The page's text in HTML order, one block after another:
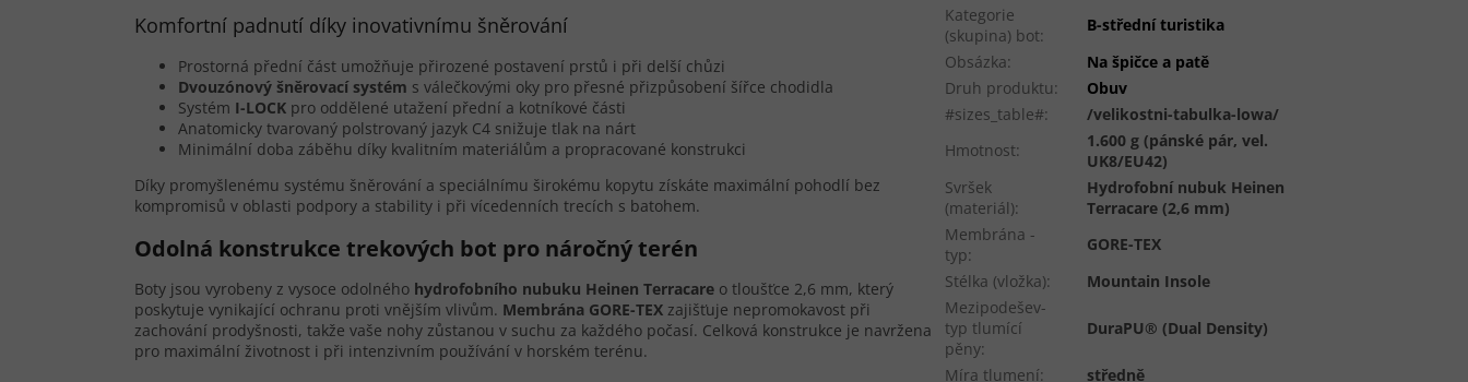
Komfortní padnutí díky inovativnímu šněrování
Prostorná přední část umožňuje přirozené postavení prstů i při delší chůzi
Dvouzónový šněrovací systém s válečkovými oky pro přesné přizpůsobení šířce chodidla
Systém I-LOCK pro oddělené utažení přední a kotníkové části
Anatomicky tvarovaný polstrovaný jazyk C4 snižuje tlak na nárt
Minimální doba záběhu díky kvalitním materiálům a propracované konstrukci
Díky promyšlenému systému šněrování a speciálnímu širokému kopytu získáte maximální pohodlí bez
kompromisů v oblasti podpory a stability i při vícedenních trecích s batohem.
Odolná konstrukce trekových bot pro náročný terén
Boty jsou vyrobeny z vysoce odolného hydrofobního nubuku Heinen Terracare o tloušťce 2,6 mm, který
poskytuje vynikající ochranu proti vnějším vlivům. Membrána GORE-TEX zajišťuje nepromokavost při
zachování prodyšnosti, takže vaše nohy zůstanou v suchu za každého počasí. Celková konstrukce je navržena
pro maximální životnost i při intenzivním používání v horském terénu.
Kategorie
(skupina) bot:
B-střední turistika
Obsázka:
Na špičce a patě
Druh produktu:
Obuv
#sizes_table#:
/velikostni-tabulka-lowa/
Hmotnost:
1.600 g (pánské pár, vel.
UK8/EU42)
Svršek
(materiál):
Hydrofobní nubuk Heinen
Terracare (2,6 mm)
Membrána -
typ:
GORE-TEX
Stélka (vložka):
Mountain Insole
Mezipodešev-
typ tlumící
pěny:
DuraPU® (Dual Density)
Míra tlumení:
středně